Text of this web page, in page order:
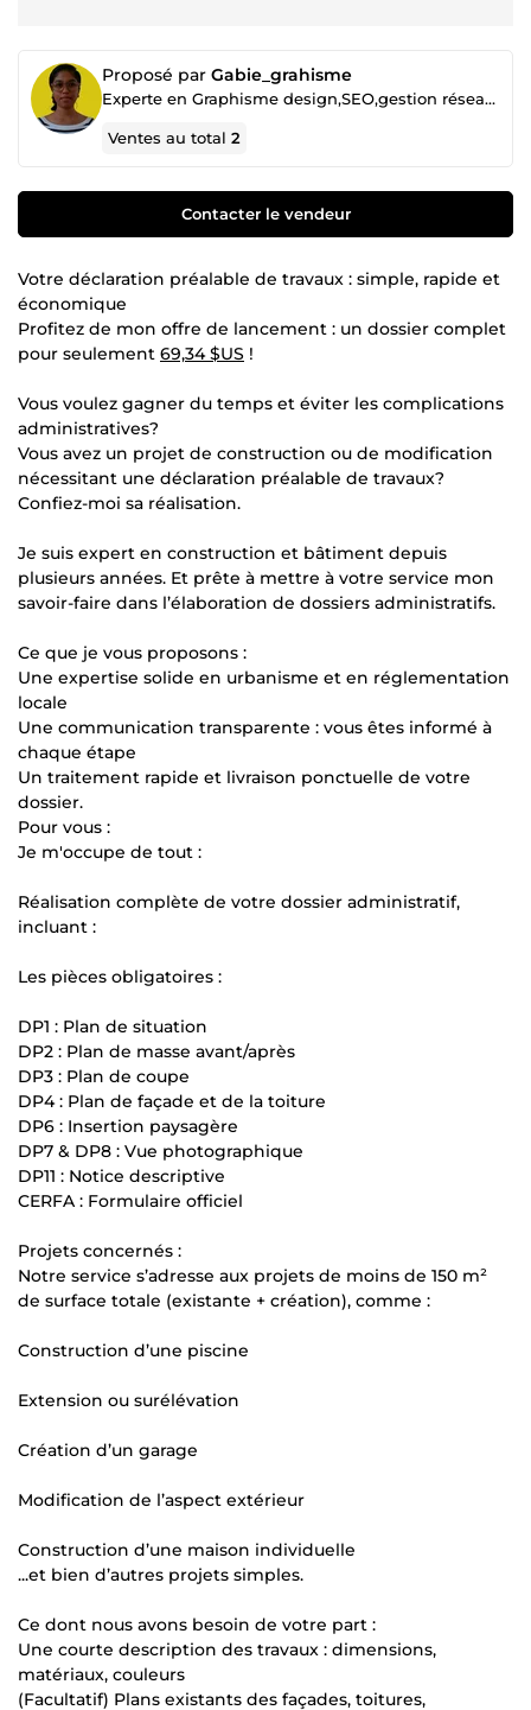
Proposé par Gabie_grahisme
Experte en Graphisme design,SEO,gestion réseaux sociaux, email marketing, création contenue, Gestion
Ventes au total2
Contacter le vendeur
Votre déclaration préalable de travaux : simple, rapide et
économique
Profitez de mon offre de lancement : un dossier complet
pour seulement 69,34 $US !
Vous voulez gagner du temps et éviter les complications
administratives?
Vous avez un projet de construction ou de modification
nécessitant une déclaration préalable de travaux?
Confiez-moi sa réalisation.
Je suis expert en construction et bâtiment depuis
plusieurs années. Et prête à mettre à votre service mon
savoir-faire dans l’élaboration de dossiers administratifs.
Ce que je vous proposons :
Une expertise solide en urbanisme et en réglementation
locale
Une communication transparente : vous êtes informé à
chaque étape
Un traitement rapide et livraison ponctuelle de votre
dossier.
Pour vous :
Je m'occupe de tout :
Réalisation complète de votre dossier administratif,
incluant :
Les pièces obligatoires :
DP1 : Plan de situation
DP2 : Plan de masse avant/après
DP3 : Plan de coupe
DP4 : Plan de façade et de la toiture
DP6 : Insertion paysagère
DP7 & DP8 : Vue photographique
DP11 : Notice descriptive
CERFA : Formulaire officiel
Projets concernés :
Notre service s’adresse aux projets de moins de 150 m²
de surface totale (existante + création), comme :
Construction d’une piscine
Extension ou surélévation
Création d’un garage
Modification de l’aspect extérieur
Construction d’une maison individuelle
...et bien d’autres projets simples.
Ce dont nous avons besoin de votre part :
Une courte description des travaux : dimensions,
matériaux, couleurs
(Facultatif) Plans existants des façades, toitures,